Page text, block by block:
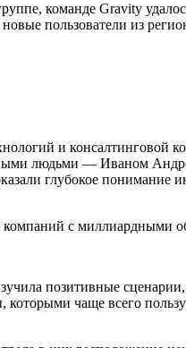
команде Gravity
пользователи из
и
людьми — Иваном
глубокое понимание
позитивные
чаще всего